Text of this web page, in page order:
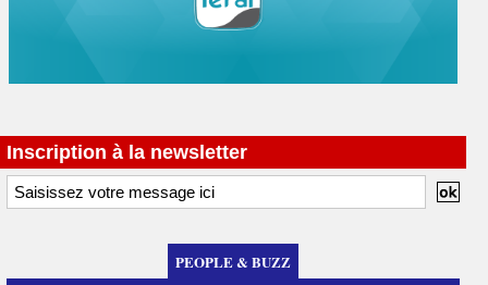
Inscription à la newsletter
PEOPLE & BUZZ